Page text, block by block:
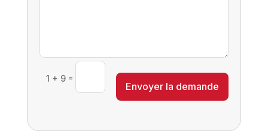
1 + 9 =
Envoyer la demande